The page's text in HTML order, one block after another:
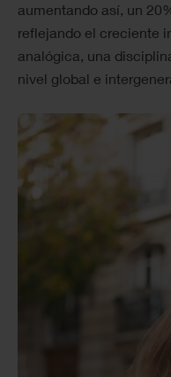
aumentando así, un
reflejando el creciente
analógica, una
nivel global e